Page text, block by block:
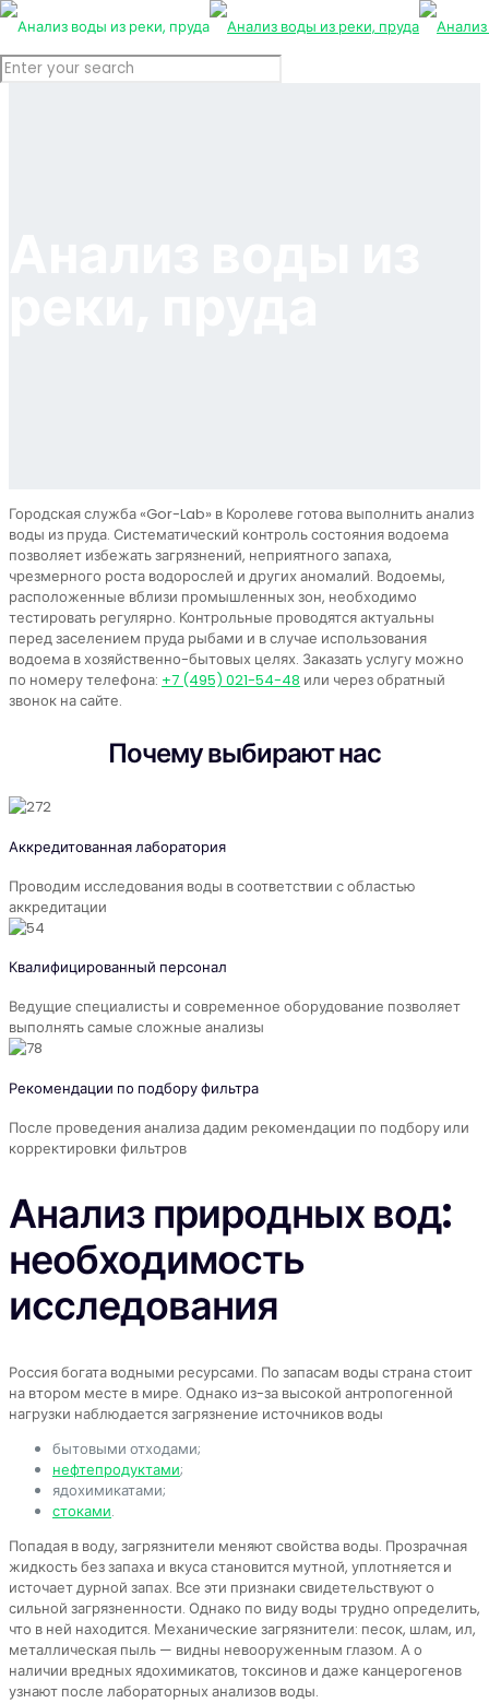
Городская служба «Gor-Lab» в Королеве готова выполнить анализ
воды из пруда. Систематический контроль состояния водоема
позволяет избежать загрязнений, неприятного запаха,
чрезмерного роста водорослей и других аномалий. Водоемы,
расположенные вблизи промышленных зон, необходимо
тестировать регулярно. Контрольные проводятся актуальны
перед заселением пруда рыбами и в случае использования
водоема в хозяйственно-бытовых целях. Заказать услугу можно
по номеру телефона: +7 (495) 021-54-48 или через обратный
звонок на сайте.
Почему выбирают нас
Аккредитованная лаборатория
Проводим исследования воды в соответствии с областью
аккредитации
Квалифицированный персонал
Ведущие специалисты и современное оборудование позволяет
выполнять самые сложные анализы
Рекомендации по подбору фильтра
После проведения анализа дадим рекомендации по подбору или
корректировки фильтров
Анализ природных вод:
необходимость
исследования
Россия богата водными ресурсами. По запасам воды страна стоит
на втором месте в мире. Однако из-за высокой антропогенной
нагрузки наблюдается загрязнение источников воды
бытовыми отходами;
нефтепродуктами;
ядохимикатами;
стоками.
Попадая в воду, загрязнители меняют свойства воды. Прозрачная
жидкость без запаха и вкуса становится мутной, уплотняется и
источает дурной запах. Все эти признаки свидетельствуют о
сильной загрязненности. Однако по виду воды трудно определить,
что в ней находится. Механические загрязнители: песок, шлам, ил,
металлическая пыль — видны невооруженным глазом. А о
наличии вредных ядохимикатов, токсинов и даже канцерогенов
узнают после лабораторных анализов воды.